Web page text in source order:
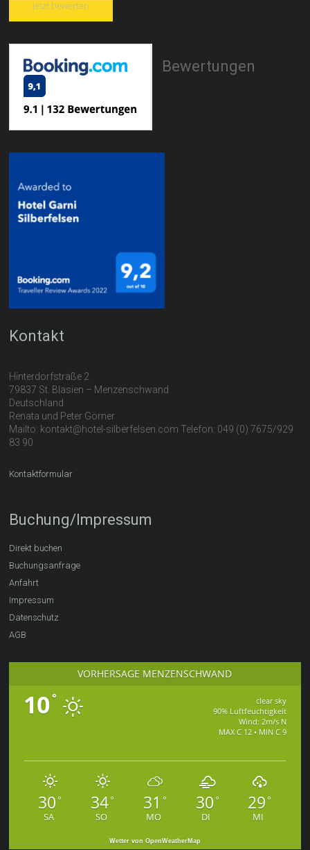
Jetzt bewerten
Bewertungen
Kontakt
Hinterdorfstraße 2
79837 St. Blasien – Menzenschwand
Deutschland
Renata und Peter Görner
Mailto: kontakt@hotel-silberfelsen.com Telefon: 049 (0) 7675/929
83 90
Kontaktformular
Buchung/Impressum
Direkt buchen
Buchungsanfrage
Anfahrt
Impressum
Datenschutz
AGB
VORHERSAGE MENZENSCHWAND
10°
clear sky
90% Luftfeuchtigkeit
Wind: 2m/s N
MAX C 12 • MIN C 9
30 °
SA
34°
SO
31 °
MO
30 °
DI
29 °
MI
Wetter von OpenWeatherMap